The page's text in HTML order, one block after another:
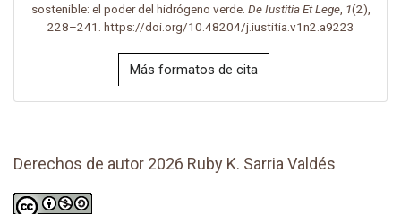
sostenible: el poder del hidrógeno verde. De Iustitia Et Lege, 1(2),
228–241. https://doi.org/10.48204/j.iustitia.v1n2.a9223
Más formatos de cita
Derechos de autor 2026 Ruby K. Sarria Valdés